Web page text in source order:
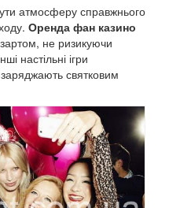
атмосферу справжнього
Оренда фан казино
не ризикуючи
настільні ігри
святковим